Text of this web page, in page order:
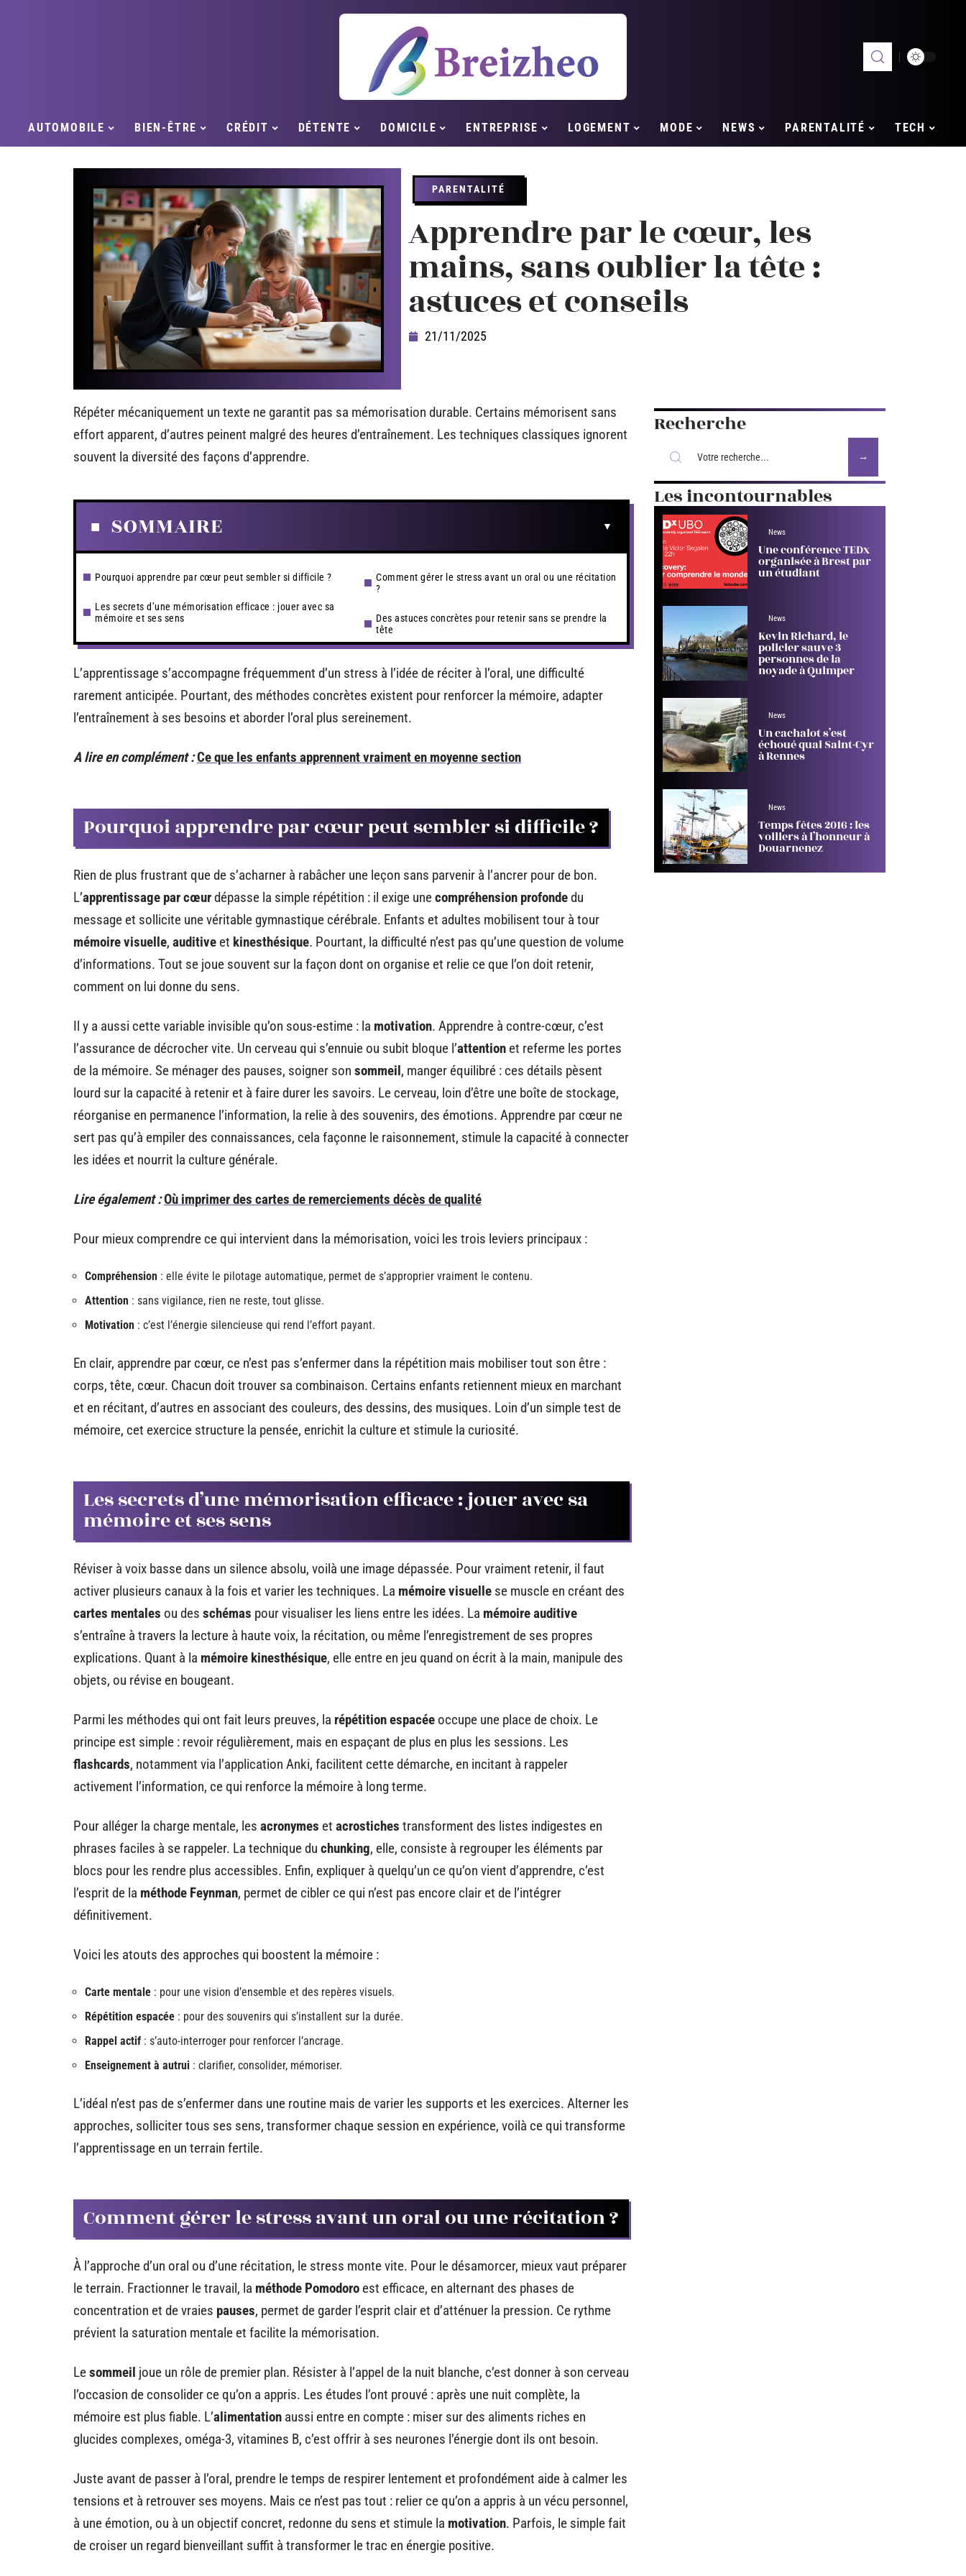
AUTOMOBILE BIEN-ÊTRE CRÉDIT DÉTENTE DOMICILE ENTREPRISE LOGEMENT MODE NEWS PARENTALITÉ TECH
PARENTALITÉ
Apprendre par le cœur, les
mains, sans oublier la tête :
astuces et conseils
21/11/2025
Répéter mécaniquement un texte ne garantit pas sa mémorisation durable. Certains mémorisent sans
effort apparent, d’autres peinent malgré des heures d’entraînement. Les techniques classiques ignorent
souvent la diversité des façons d’apprendre.
SOMMAIRE
Pourquoi apprendre par cœur peut sembler si difficile ?
Les secrets d’une mémorisation efficace : jouer avec sa
mémoire et ses sens
Comment gérer le stress avant un oral ou une récitation
?
Des astuces concrètes pour retenir sans se prendre la
tête
L’apprentissage s’accompagne fréquemment d’un stress à l’idée de réciter à l’oral, une difficulté
rarement anticipée. Pourtant, des méthodes concrètes existent pour renforcer la mémoire, adapter
l’entraînement à ses besoins et aborder l’oral plus sereinement.
A lire en complément :Ce que les enfants apprennent vraiment en moyenne section
Pourquoi apprendre par cœur peut sembler si difficile ?
Rien de plus frustrant que de s’acharner à rabâcher une leçon sans parvenir à l’ancrer pour de bon.
L’apprentissage par cœurdépasse la simple répétition : il exige unecompréhension profondedu
message et sollicite une véritable gymnastique cérébrale. Enfants et adultes mobilisent tour à tour
mémoire visuelle, auditive et kinesthésique. Pourtant, la difficulté n’est pas qu’une question de volume
d’informations. Tout se joue souvent sur la façon dont on organise et relie ce que l’on doit retenir,
comment on lui donne du sens.
Il y a aussi cette variable invisible qu’on sous-estime : la motivation. Apprendre à contre-cœur, c’est
l’assurance de décrocher vite. Un cerveau qui s’ennuie ou subit bloque l’attention et referme les portes
de la mémoire. Se ménager des pauses, soigner son sommeil, manger équilibré : ces détails pèsent
lourd sur la capacité à retenir et à faire durer les savoirs. Le cerveau, loin d’être une boîte de stockage,
réorganise en permanence l’information, la relie à des souvenirs, des émotions. Apprendre par cœur ne
sert pas qu’à empiler des connaissances, cela façonne le raisonnement, stimule la capacité à connecter
les idées et nourrit la culture générale.
Lire également :Où imprimer des cartes de remerciements décès de qualité
Pour mieux comprendre ce qui intervient dans la mémorisation, voici les trois leviers principaux :
Compréhension : elle évite le pilotage automatique, permet de s’approprier vraiment le contenu.
Attention : sans vigilance, rien ne reste, tout glisse.
Motivation : c’est l’énergie silencieuse qui rend l’effort payant.
En clair, apprendre par cœur, ce n’est pas s’enfermer dans la répétition mais mobiliser tout son être :
corps, tête, cœur. Chacun doit trouver sa combinaison. Certains enfants retiennent mieux en marchant
et en récitant, d’autres en associant des couleurs, des dessins, des musiques. Loin d’un simple test de
mémoire, cet exercice structure la pensée, enrichit la culture et stimule la curiosité.
Les secrets d’une mémorisation efficace : jouer avec sa
mémoire et ses sens
Réviser à voix basse dans un silence absolu, voilà une image dépassée. Pour vraiment retenir, il faut
activer plusieurs canaux à la fois et varier les techniques. La mémoire visuelle se muscle en créant des
cartes mentales ou des schémas pour visualiser les liens entre les idées. La mémoire auditive
s’entraîne à travers la lecture à haute voix, la récitation, ou même l’enregistrement de ses propres
explications. Quant à la mémoire kinesthésique, elle entre en jeu quand on écrit à la main, manipule des
objets, ou révise en bougeant.
Parmi les méthodes qui ont fait leurs preuves, la répétition espacée occupe une place de choix. Le
principe est simple : revoir régulièrement, mais en espaçant de plus en plus les sessions. Les
flashcards, notamment via l’application Anki, facilitent cette démarche, en incitant à rappeler
activement l’information, ce qui renforce la mémoire à long terme.
Pour alléger la charge mentale, les acronymes et acrostiches transforment des listes indigestes en
phrases faciles à se rappeler. La technique du chunking, elle, consiste à regrouper les éléments par
blocs pour les rendre plus accessibles. Enfin, expliquer à quelqu’un ce qu’on vient d’apprendre, c’est
l’esprit de la méthode Feynman, permet de cibler ce qui n’est pas encore clair et de l’intégrer
définitivement.
Voici les atouts des approches qui boostent la mémoire :
Carte mentale : pour une vision d’ensemble et des repères visuels.
Répétition espacée : pour des souvenirs qui s’installent sur la durée.
Rappel actif : s’auto-interroger pour renforcer l’ancrage.
Enseignement à autrui : clarifier, consolider, mémoriser.
L’idéal n’est pas de s’enfermer dans une routine mais de varier les supports et les exercices. Alterner les
approches, solliciter tous ses sens, transformer chaque session en expérience, voilà ce qui transforme
l’apprentissage en un terrain fertile.
Comment gérer le stress avant un oral ou une récitation ?
À l’approche d’un oral ou d’une récitation, le stress monte vite. Pour le désamorcer, mieux vaut préparer
le terrain. Fractionner le travail, la méthode Pomodoro est efficace, en alternant des phases de
concentration et de vraies pauses, permet de garder l’esprit clair et d’atténuer la pression. Ce rythme
prévient la saturation mentale et facilite la mémorisation.
Lesommeil joue un rôle de premier plan. Résister à l’appel de la nuit blanche, c’est donner à son cerveau
l’occasion de consolider ce qu’on a appris. Les études l’ont prouvé : après une nuit complète, la
mémoire est plus fiable. L’alimentation aussi entre en compte : miser sur des aliments riches en
glucides complexes, oméga-3, vitamines B, c’est offrir à ses neurones l’énergie dont ils ont besoin.
Juste avant de passer à l’oral, prendre le temps de respirer lentement et profondément aide à calmer les
tensions et à retrouver ses moyens. Mais ce n’est pas tout : relier ce qu’on a appris à un vécu personnel,
à une émotion, ou à un objectif concret, redonne du sens et stimule la motivation. Parfois, le simple fait
de croiser un regard bienveillant suffit à transformer le trac en énergie positive.
Recherche
Les incontournables
News
Une conférence TEDx
organisée à Brest par
un étudiant
News
Kevin Richard, le
policier sauve 3
personnes de la
noyade à Quimper
News
Un cachalot s’est
échoué quai Saint-Cyr
à Rennes
News
Temps fêtes 2016 : les
voiliers à l’honneur à
Douarnenez